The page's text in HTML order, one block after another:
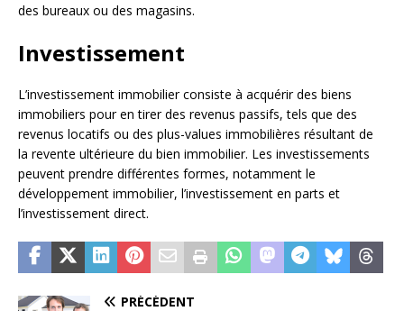
des bureaux ou des magasins.
Investissement
L’investissement immobilier consiste à acquérir des biens
immobiliers pour en tirer des revenus passifs, tels que des
revenus locatifs ou des plus-values ​​immobilières résultant de
la revente ultérieure du bien immobilier. Les investissements
peuvent prendre différentes formes, notamment le
développement immobilier, l’investissement en parts et
l’investissement direct.
PRÉCÉDENT